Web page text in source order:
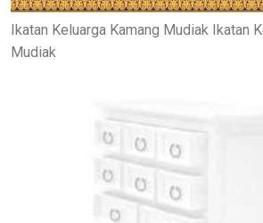
Ikatan Keluarga Kamang Mudiak Ikatan
Mudiak